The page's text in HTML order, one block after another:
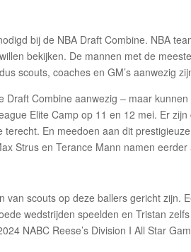
bij de NBA Draft Combine. NBA
bekijken. De mannen met de
scouts, coaches en GM’s aanwezig
Draft Combine aanwezig – maar
Elite Camp op 11 en 12 mei. Er
En meedoen aan dit
Strus en Terance Mann namen
van scouts op deze ballers gericht zijn.
wedstrijden speelden en Tristan
NABC Reese’s Division I All Star